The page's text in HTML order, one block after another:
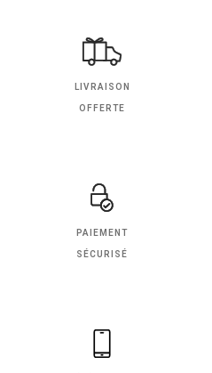
LIVRAISON
OFFERTE
PAIEMENT
SÉCURISÉ